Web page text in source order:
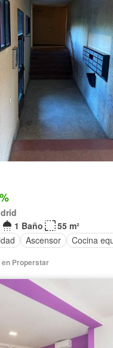
1 Baño
55 m²
Ascensor Cocina
en Properstar